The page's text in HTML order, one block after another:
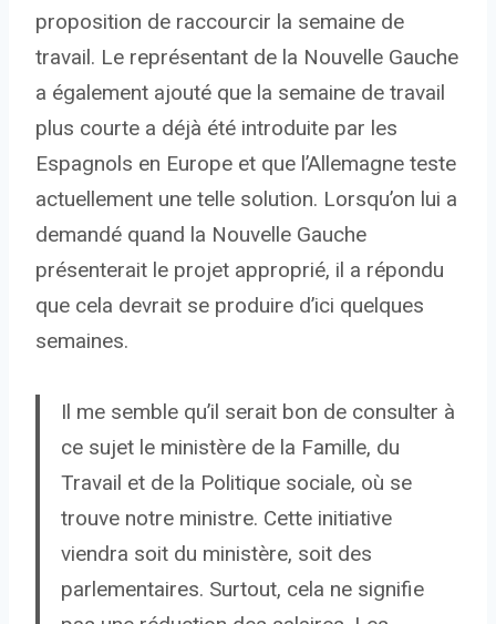
proposition de raccourcir la semaine de
travail. Le représentant de la Nouvelle Gauche
a également ajouté que la semaine de travail
plus courte a déjà été introduite par les
Espagnols en Europe et que l’Allemagne teste
actuellement une telle solution. Lorsqu’on lui a
demandé quand la Nouvelle Gauche
présenterait le projet approprié, il a répondu
que cela devrait se produire d’ici quelques
semaines.
Il me semble qu’il serait bon de consulter à
ce sujet le ministère de la Famille, du
Travail et de la Politique sociale, où se
trouve notre ministre. Cette initiative
viendra soit du ministère, soit des
parlementaires. Surtout, cela ne signifie